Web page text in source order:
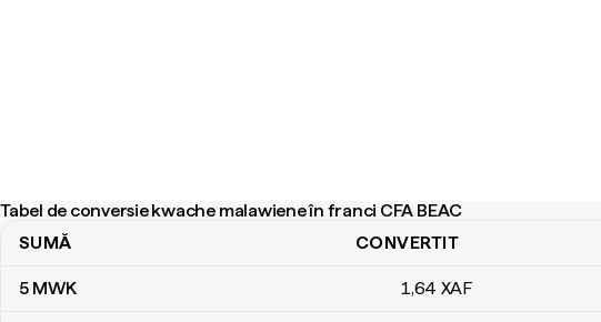
Tabel de conversie kwache malawiene în franci CFA BEAC
Tabel de conversie kwache malawiene în franci CFA BEAC
SUMĂ CONVERTIT
5 MWK 1,64 XAF